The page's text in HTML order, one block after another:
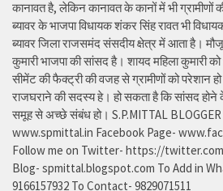
कानावत है, लेकिन कानावत के कानों में भी ग्रामीणों
ब्यावर के भाजपा विधायक शंकर सिंह रावत भी
ब्यावर जिला राजसमंद संसदीय क्षेत्र में आता है।
कुमारी भाजपा की सांसद है। शायद महिला कुमारी को
सीमेंट की फैक्ट्री की वजह से ग्रामीणों को परेशान हो
राजघराने की सदस्य हे। हो सकता है कि सांसद होने
समूह से अच्छे संबंध हो। S.P.MITTAL
www.spmittal.in Facebook Page-
Follow me on Twitter- https://
Blog- spmittal.blogspot.com To Add in
9166157932 To Contact- 9829071511